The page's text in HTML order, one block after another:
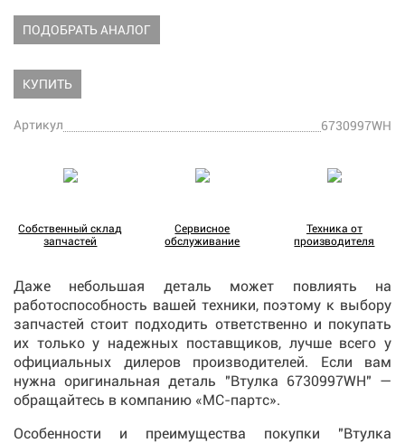
ПОДОБРАТЬ АНАЛОГ
КУПИТЬ
Артикул 6730997WH
Собственный склад
запчастей
Сервисное
обслуживание
Техника от
производителя
Даже небольшая деталь может повлиять на
работоспособность вашей техники, поэтому к выбору
запчастей стоит подходить ответственно и покупать
их только у надежных поставщиков, лучше всего у
официальных дилеров производителей. Если вам
нужна оригинальная деталь "Втулка 6730997WH" —
обращайтесь в компанию «МС-партс».
Особенности и преимущества покупки "Втулка